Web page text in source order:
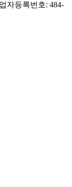
자등록번호: 484-